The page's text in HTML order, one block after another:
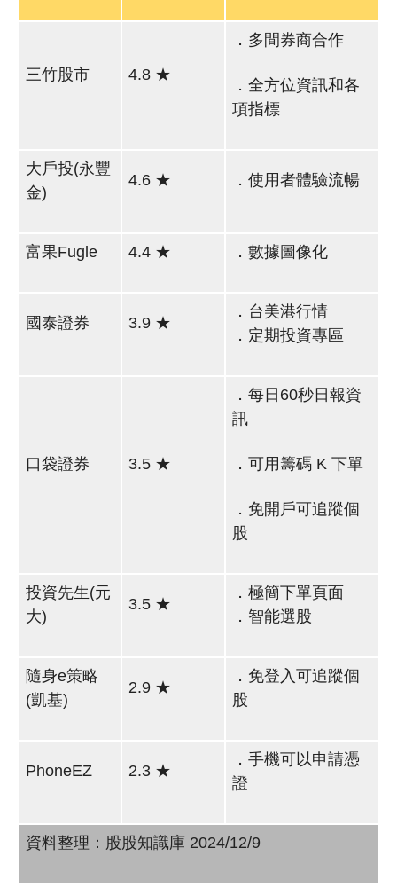
三竹股市 4.8 ★
．多間券商合作
．全方位資訊和各
項指標
大戶投(永豐
金)
4.6 ★ ．使用者體驗流暢
富果Fugle 4.4 ★ ．數據圖像化
國泰證券 3.9 ★
．台美港行情
．定期投資專區
口袋證券 3.5 ★
．每日60秒日報資
訊
．可用籌碼 K 下單
．免開戶可追蹤個
股
投資先生(元
大)
3.5 ★
．極簡下單頁面
．智能選股
隨身e策略
(凱基)
2.9 ★
．免登入可追蹤個
股
PhoneEZ 2.3 ★
．手機可以申請憑
證
資料整理：股股知識庫 2024/12/9